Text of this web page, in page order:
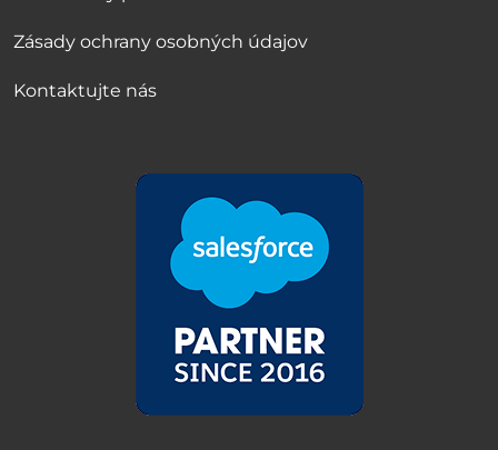
Zásady ochrany osobných údajov
Kontaktujte nás